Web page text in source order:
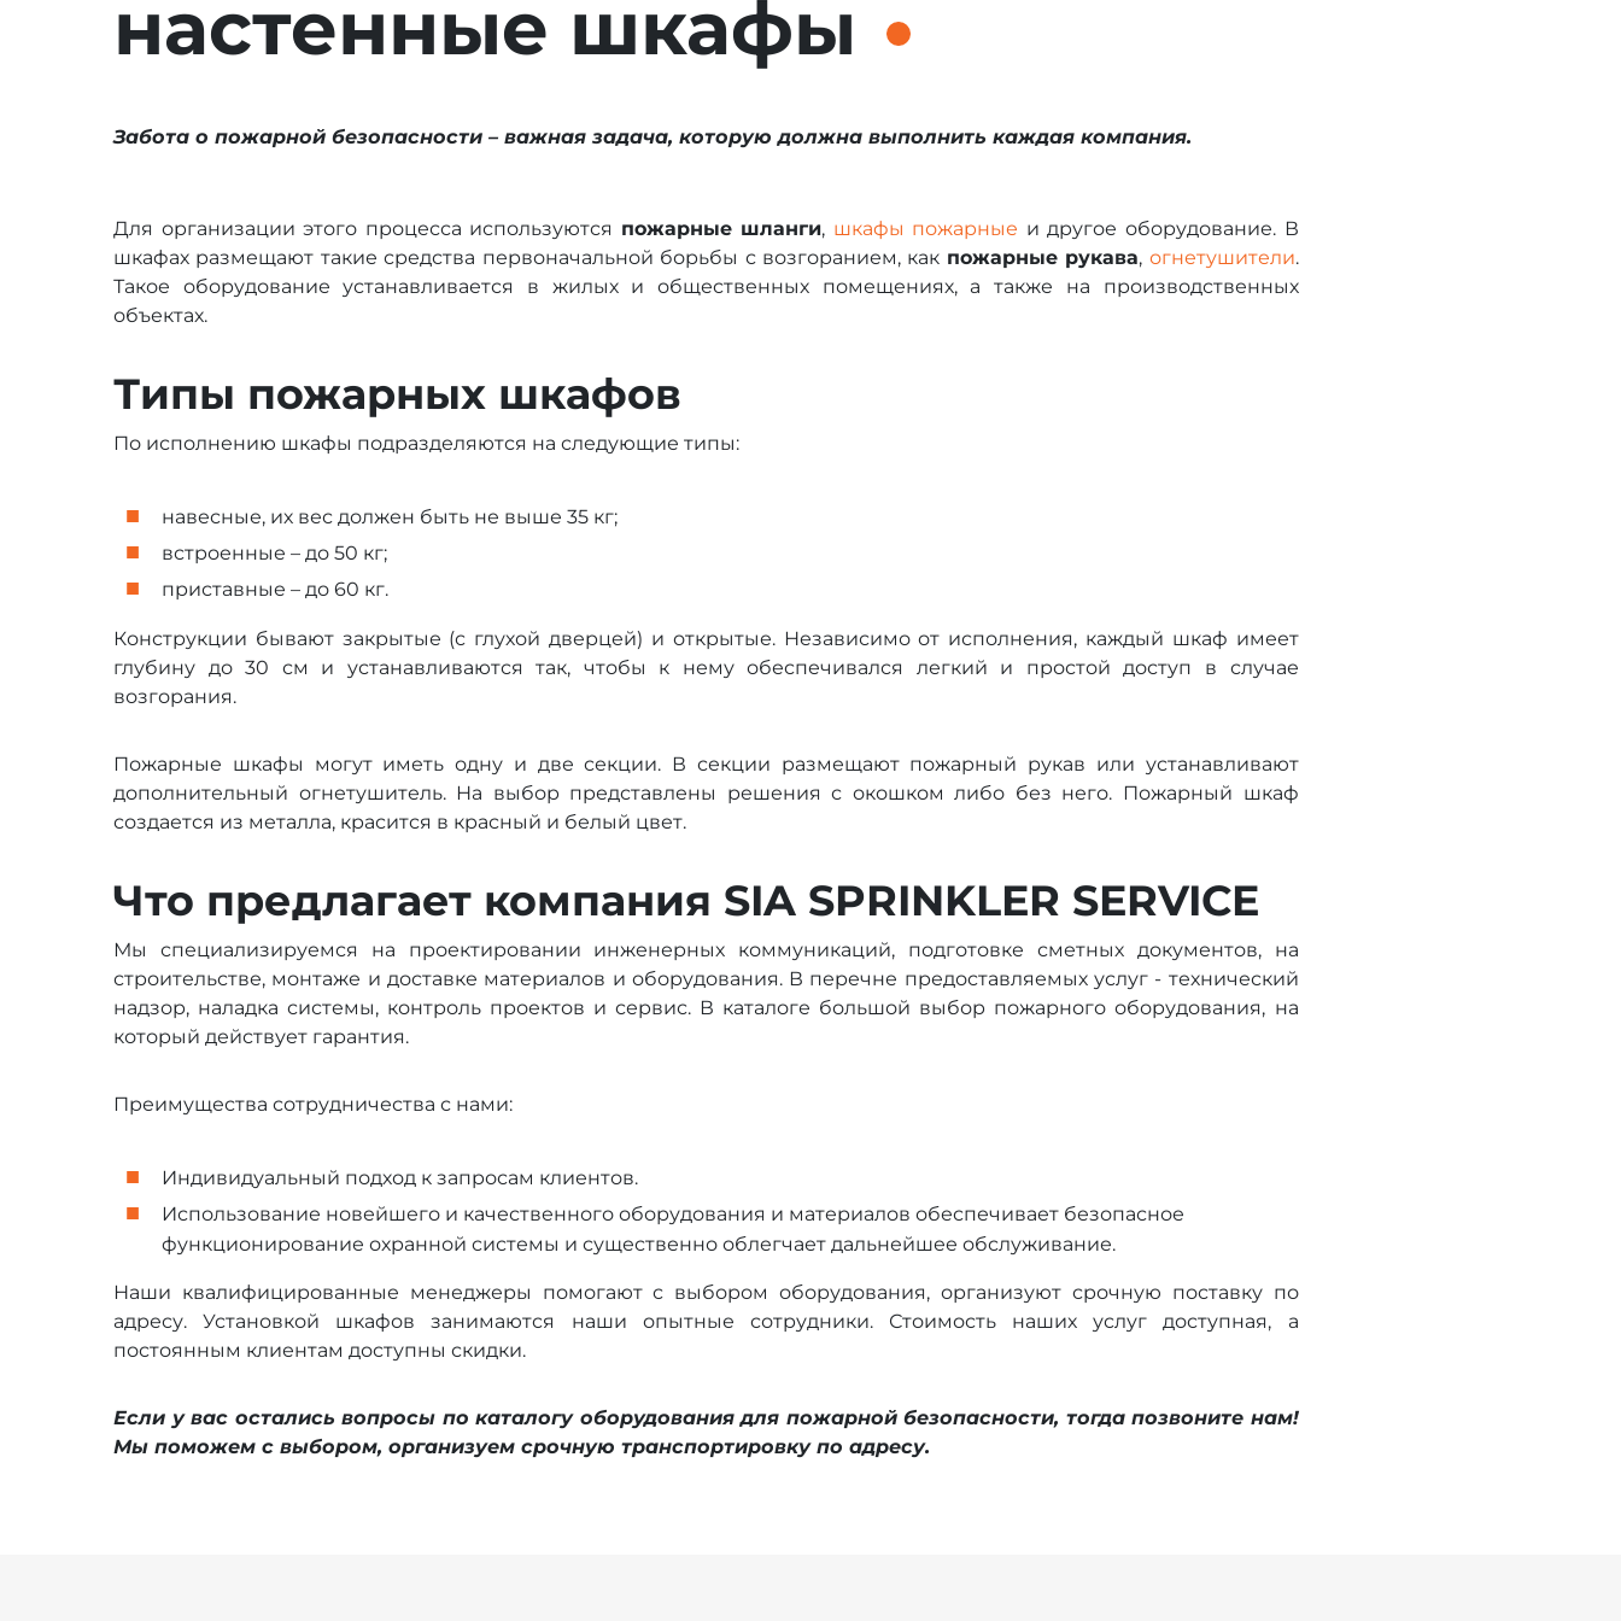
настенные шкафы
Забота о пожарной безопасности – важная задача, которую должна выполнить каждая компания.
Для организации этого процесса используются пожарные шланги, шкафы пожарные и другое оборудование. В
шкафах размещают такие средства первоначальной борьбы с возгоранием, как пожарные рукава, огнетушители.
Такое оборудование устанавливается в жилых и общественных помещениях, а также на производственных
объектах.
Типы пожарных шкафов
По исполнению шкафы подразделяются на следующие типы:
навесные, их вес должен быть не выше 35 кг;
встроенные – до 50 кг;
приставные – до 60 кг.
Конструкции бывают закрытые (с глухой дверцей) и открытые. Независимо от исполнения, каждый шкаф имеет
глубину до 30 см и устанавливаются так, чтобы к нему обеспечивался легкий и простой доступ в случае
возгорания.
Пожарные шкафы могут иметь одну и две секции. В секции размещают пожарный рукав или устанавливают
дополнительный огнетушитель. На выбор представлены решения с окошком либо без него. Пожарный шкаф
создается из металла, красится в красный и белый цвет.
Что предлагает компания SIA SPRINKLER SERVICE
Мы специализируемся на проектировании инженерных коммуникаций, подготовке сметных документов, на
строительстве, монтаже и доставке материалов и оборудования. В перечне предоставляемых услуг - технический
надзор, наладка системы, контроль проектов и сервис. В каталоге большой выбор пожарного оборудования, на
который действует гарантия.
Преимущества сотрудничества с нами:
Индивидуальный подход к запросам клиентов.
Использование новейшего и качественного оборудования и материалов обеспечивает безопасное
функционирование охранной системы и существенно облегчает дальнейшее обслуживание.
Наши квалифицированные менеджеры помогают с выбором оборудования, организуют срочную поставку по
адресу. Установкой шкафов занимаются наши опытные сотрудники. Стоимость наших услуг доступная, а
постоянным клиентам доступны скидки.
Если у вас остались вопросы по каталогу оборудования для пожарной безопасности, тогда позвоните нам!
Мы поможем с выбором, организуем срочную транспортировку по адресу.